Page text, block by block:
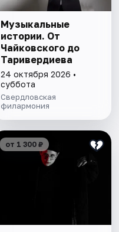
Музыкальные
истории. От
Чайковского до
Таривердиева
24 октября 2026 •
суббота
Свердловская
филармония
от 1 300 ₽